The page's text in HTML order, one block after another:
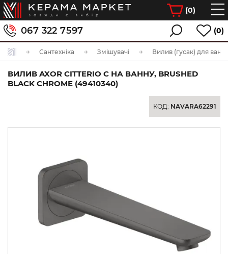
(0)
067 322 7597 (0)
Сантехніка Змішувачі Вилив (гусак) для
ВИЛИВ AXOR CITTERIO C НА ВАННУ, BRUSHED
BLACK CHROME (49410340)
КОД: NAVARA62291